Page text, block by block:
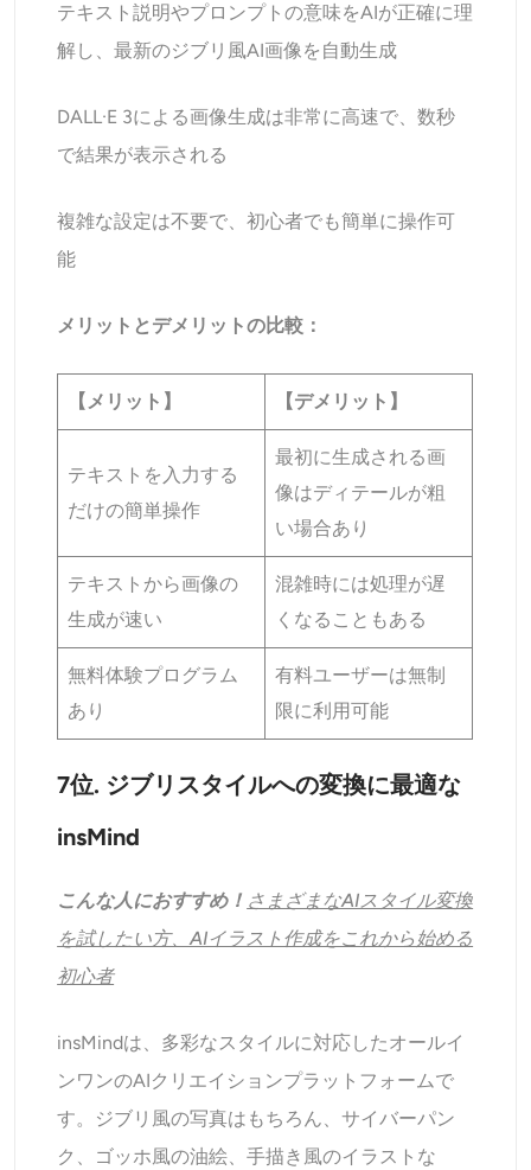
テキスト説明やプロンプトの意味をAIが正確に理
解し、最新のジブリ風AI画像を自動生成
DALL·E 3による画像生成は非常に高速で、数秒
で結果が表示される
複雑な設定は不要で、初心者でも簡単に操作可
能
メリットとデメリットの比較：
【メリット】 【デメリット】
テキストを入力する
だけの簡単操作
最初に生成される画
像はディテールが粗
い場合あり
テキストから画像の
生成が速い
混雑時には処理が遅
くなることもある
無料体験プログラム
あり
有料ユーザーは無制
限に利用可能
7位. ジブリスタイルへの変換に最適な
insMind
こんな人におすすめ！ さまざまなAIスタイル変換
を試したい方、AIイラスト作成をこれから始める
初心者
insMindは、多彩なスタイルに対応したオールイ
ンワンのAIクリエイションプラットフォームで
す。ジブリ風の写真はもちろん、サイバーパン
ク、ゴッホ風の油絵、手描き風のイラストな